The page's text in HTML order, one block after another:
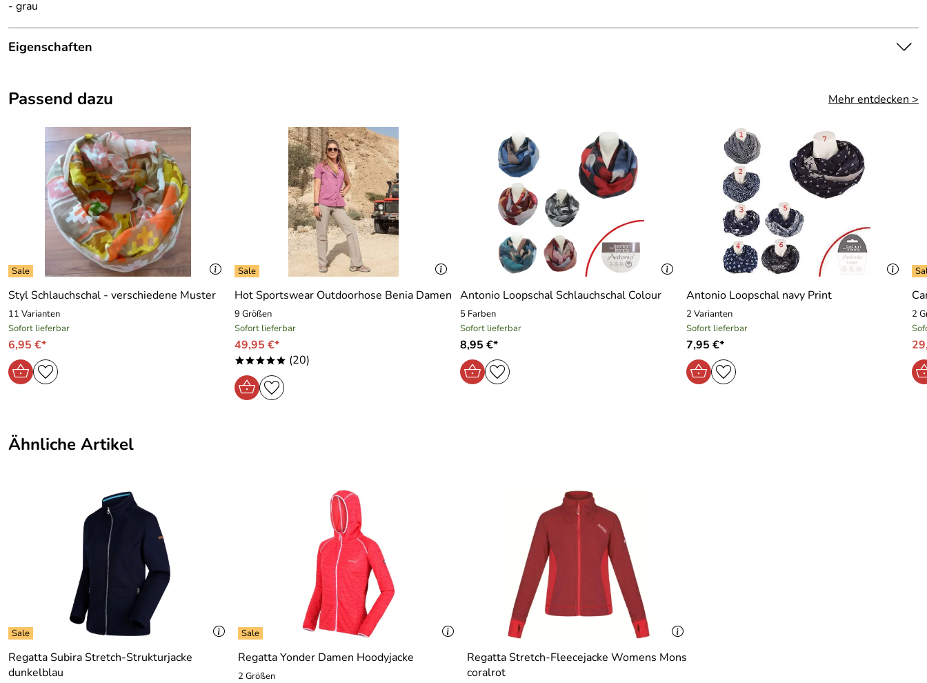
- grau
Eigenschaften
Kategorie:
Jacke
Marke:
Regatta
Passend dazu Mehr entdecken >
Styl Schlauchschal - verschiedene Muster
11 Varianten
Sofort lieferbar
6,95 €*
Hot Sportswear Outdoorhose Benia Damen
9 Größen
Sofort lieferbar
49,95 €*
***** (20)
Antonio Loopschal Schlauchschal Colour
5 Farben
Sofort lieferbar
8,95 €*
Antonio Loopschal navy Print
2 Varianten
Sofort lieferbar
7,95 €*
2
Ähnliche Artikel
Regatta Subira Stretch-Strukturjacke
dunkelblau
Regatta Yonder Damen Hoodyjacke
2 Größen
Regatta Stretch-Fleecejacke Womens Mons
coralrot